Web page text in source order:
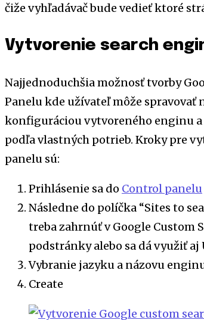
čiže vyhľadávač bude vedieť ktoré
Vytvorenie search
Najjednoduchšia možnosť tvorby
Panelu kde užívateľ môže spravovať
konfiguráciou vytvoreného enginu
podľa vlastných potrieb. Kroky pre
panelu sú:
Prihlásenie sa do Control panelu
Následne do políčka “Sites to
treba zahrnúť v Google Custom
podstránky alebo sa dá využiť aj
Vybranie jazyku a názovu
Create